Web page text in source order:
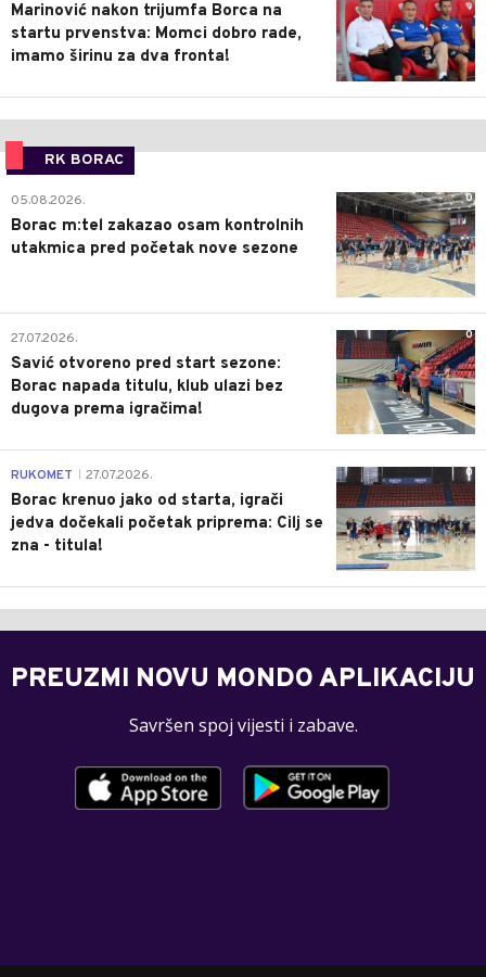
Marinović nakon trijumfa Borca na
startu prvenstva: Momci dobro rade,
imamo širinu za dva fronta!
RK BORAC
0
05.08.2026.
Borac m:tel zakazao osam kontrolnih
utakmica pred početak nove sezone
0
27.07.2026.
Savić otvoreno pred start sezone:
Borac napada titulu, klub ulazi bez
dugova prema igračima!
0
RUKOMET 27.07.2026.
Borac krenuo jako od starta, igrači
jedva dočekali početak priprema: Cilj se
zna - titula!
PREUZMI NOVU MONDO APLIKACIJU
Savršen spoj vijesti i zabave.